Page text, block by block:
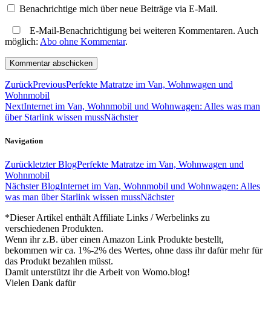
Benachrichtige mich über neue Beiträge via E-Mail.
E-Mail-Benachrichtigung bei weiteren Kommentaren. Auch
möglich: Abo ohne Kommentar.
ZurückPreviousPerfekte Matratze im Van, Wohnwagen und
Wohnmobil
NextInternet im Van, Wohnmobil und Wohnwagen: Alles was man
über Starlink wissen mussNächster
Navigation
Zurückletzter BlogPerfekte Matratze im Van, Wohnwagen und
Wohnmobil
Nächster BlogInternet im Van, Wohnmobil und Wohnwagen: Alles
was man über Starlink wissen mussNächster
*Dieser Artikel enthält Affiliate Links / Werbelinks zu
verschiedenen Produkten.
Wenn ihr z.B. über einen Amazon Link Produkte bestellt,
bekommen wir ca. 1%-2% des Wertes, ohne dass ihr dafür mehr für
das Produkt bezahlen müsst.
Damit unterstützt ihr die Arbeit von Womo.blog!
Vielen Dank dafür